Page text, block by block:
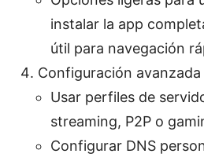
instalar la app
útil para navegación
Configuración avanzada
Usar perfiles de
streaming, P2P o
Configurar DNS